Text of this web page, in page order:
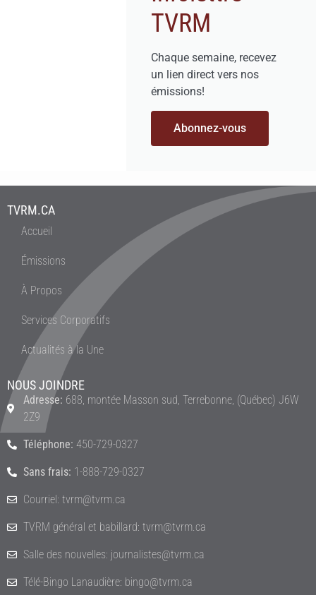
TVRM
Chaque semaine, recevez
un lien direct vers nos
émissions!
Abonnez-vous
TVRM.CA
Accueil
Émissions
À Propos
Services Corporatifs
Actualités à la Une
NOUS JOINDRE
Adresse: 688, montée Masson sud, Terrebonne, (Québec) J6W
2Z9
Téléphone: 450-729-0327
Sans frais: 1-888-729-0327
Courriel: tvrm@tvrm.ca
TVRM général et babillard: tvrm@tvrm.ca
Salle des nouvelles: journalistes@tvrm.ca
Télé-Bingo Lanaudière: bingo@tvrm.ca